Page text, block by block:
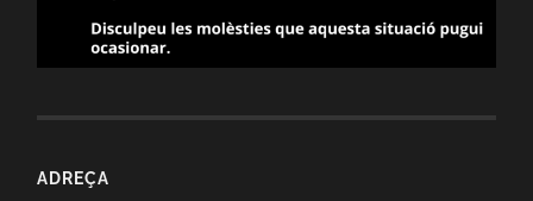
ADREÇA